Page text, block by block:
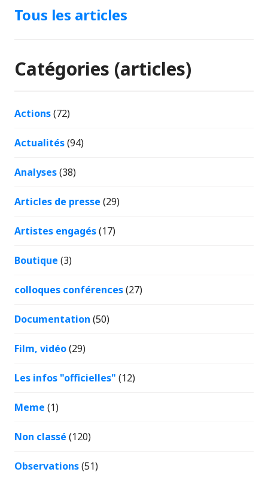
Tous les articles
Catégories (articles)
Actions(72)
Actualités(94)
Analyses(38)
Articles de presse (29)
Artistes engagés(17)
Boutique (3)
colloques conférences(27)
Documentation (50)
Film, vidéo(29)
Les infos "officielles" (12)
Meme (1)
Non classé (120)
Observations(51)